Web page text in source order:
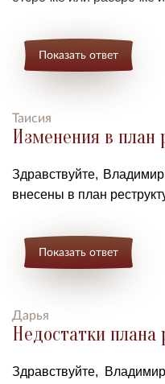
Показать ответ
Таисия
Изменения в план
Здравствуйте,
внесены в план
Показать ответ
Дарья
Недостатки плана
Здравствуйте,